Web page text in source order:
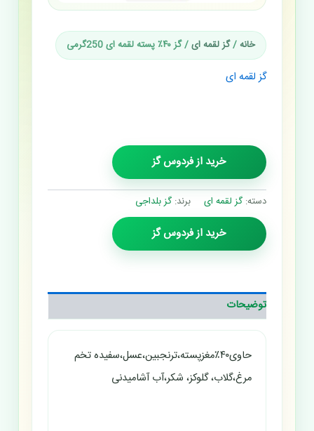
خانه/گز لقمه ای/ گز ۴۰٪ پسته لقمه ای 250گرمی
گز لقمه ای
خرید از فردوس گز
دسته:گز لقمه ای برند:گز بلداجی
خرید از فردوس گز
توضیحات
حاوی۴۰٪مغزپسته،ترنجبین،عسل،سفیده تخم
مرغ،گلاب، گلوکز، شکر،آب آشامیدنی